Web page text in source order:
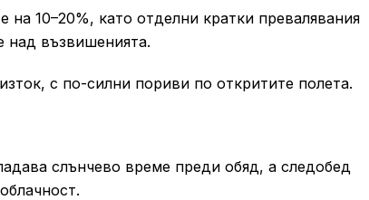
на 10–20%, като отделни кратки превалявания
над възвишенията.
с по-силни пориви по откритите полета.
слънчево време преди обяд, а следобед